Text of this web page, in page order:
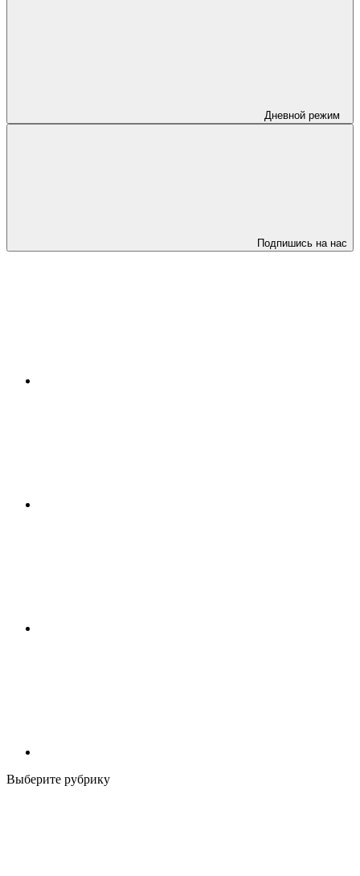
Дневной режим
Подпишись на нас
Выберите рубрику